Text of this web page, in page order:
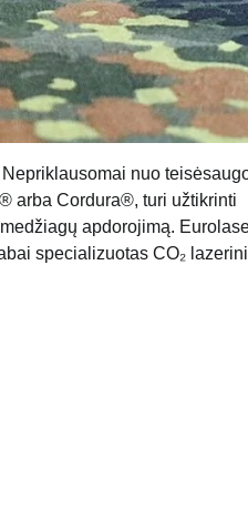
nuo
arba Cordura®, turi užtikrinti
apdorojimą.
specializuotas CO₂